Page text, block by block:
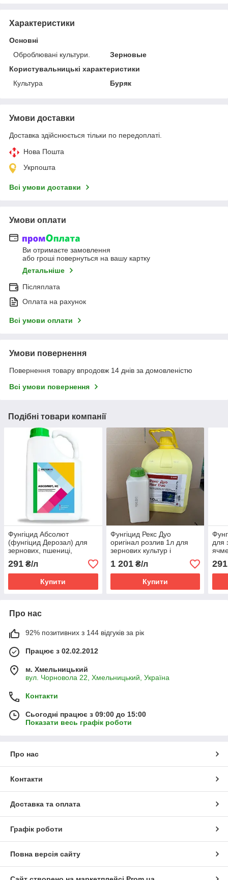
Характеристики
Основні
Оброблювані культури.
Зерновые
Користувальницькі характеристики
Культура
Буряк
Умови доставки
Доставка здійснюється тільки по передоплаті.
Нова Пошта
Укрпошта
Всі умови доставки
Умови оплати
Ви отримаєте замовлення
або гроші повернуться на вашу картку
Детальніше
Післяплата
Оплата на рахунок
Всі умови оплати
Умови повернення
Повернення товару впродовж 14 днів за домовленістю
Всі умови повернення
Подібні товари компанії
Фунгіцид Абсолют
(фунгіцид Дерозал) для
зернових, пшениці,
соняшнику 500 г/л
карбендазим
291 ₴/л
Купити
Фунгіцид Рекс Дуо
оригінал розлив 1л для
зернових культур і
1 201₴/л
Купити
для
500
291
Про нас
92% позитивних з 144 відгуків за рік
Працює з 02.02.2012
м. Хмельницький
вул. Чорновола 22, Хмельницький, Україна
Контакти
Сьогодні працює з 09:00 до 15:00
Показати весь графік роботи
Про нас
Контакти
Доставка та оплата
Графік роботи
Повна версія сайту